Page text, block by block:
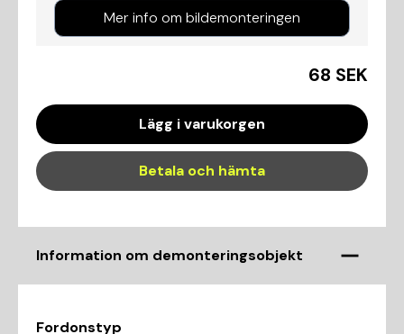
Mer info om bildemonteringen
68 SEK
Lägg i varukorgen
Betala och hämta
Information om demonteringsobjekt
Fordonstyp